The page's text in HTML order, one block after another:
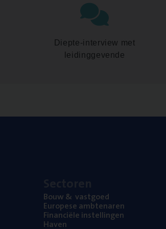
Diepte-interview met
leidinggevende
Bouw& vastgoed
Euro­pe­se ambtenaren
Finan­ci­ë­le instellingen
Haven